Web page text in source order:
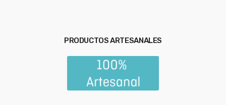
PRODUCTOS ARTESANALES